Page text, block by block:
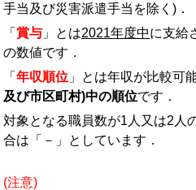
手当及び災害派遣手当を除く)．
「 賞与 」とは2021年度中に支給
の数値です．
「 年収順位 」とは年収が比較可
及び市区町村)中の順位です．
対象となる職員数が1人又は2人
合は「－」としています．
(注意)